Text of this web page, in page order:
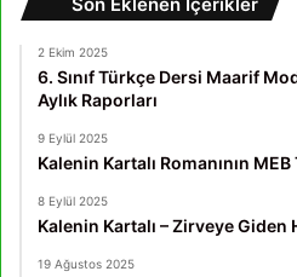
2 Ekim 2025
6. Sınıf Türkçe Dersi Maarif
Aylık Raporları
9 Eylül 2025
Kalenin Kartalı Romanının
8 Eylül 2025
Kalenin Kartalı – Zirveye Giden
19 Ağustos 2025